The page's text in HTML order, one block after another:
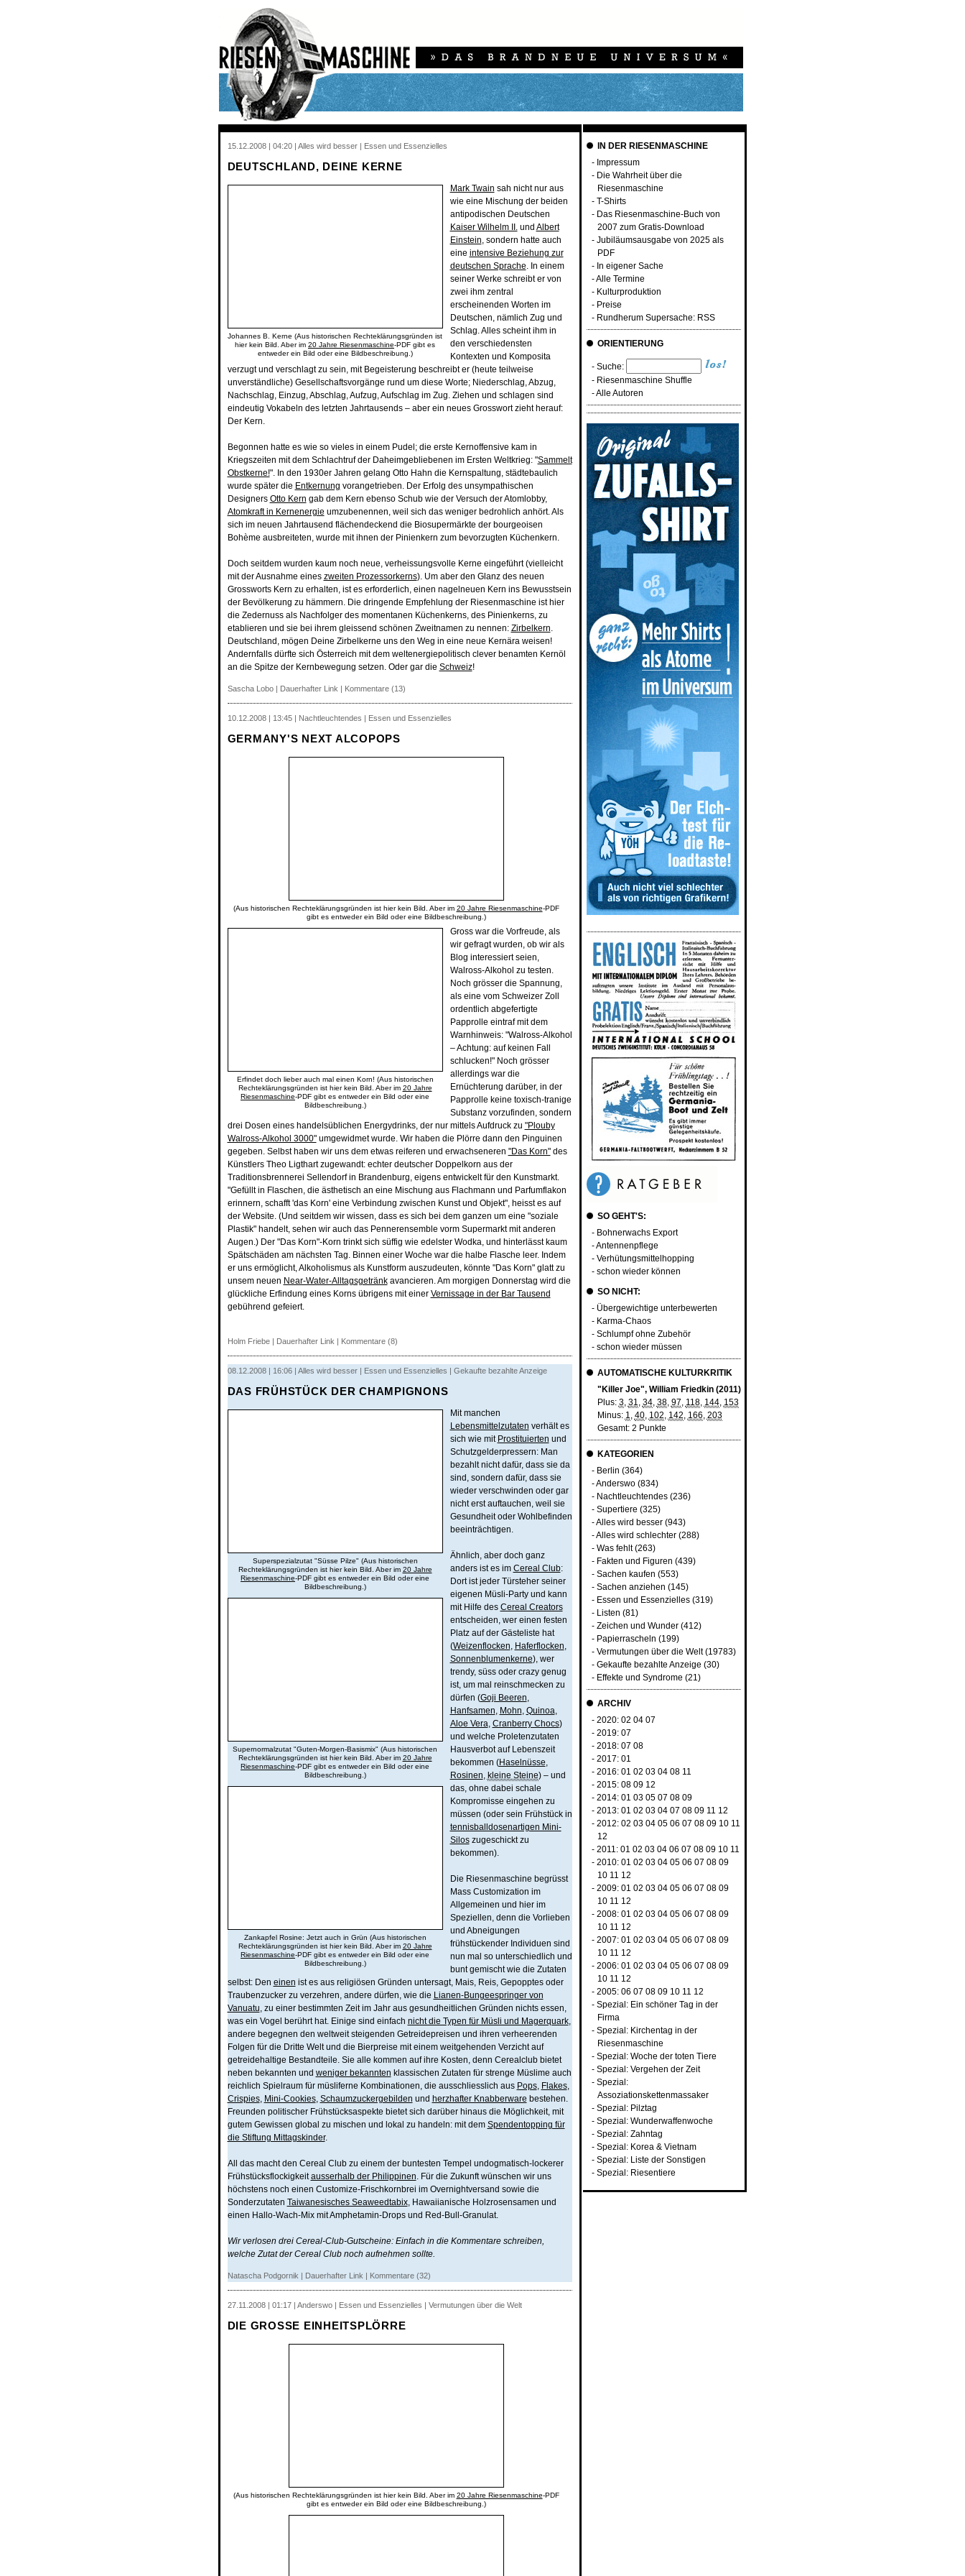
15.12.2008 | 04:20 | Alles wird besser | Essen und Essenzielles
DEUTSCHLAND, DEINE KERNE
Johannes B. Kerne (Aus historischen Rechteklärungsgründen ist
hier kein Bild. Aber im 20 Jahre Riesenmaschine-PDF gibt es
entweder ein Bild oder eine Bildbeschreibung.)
Mark Twain sah nicht nur aus
wie eine Mischung der beiden
antipodischen Deutschen
Kaiser Wilhelm II.und Albert
Einstein, sondern hatte auch
eine intensive Beziehung zur
deutschen Sprache. In einem
seiner Werke schreibt er von
zwei ihm zentral
erscheinenden Worten im
Deutschen, nämlich Zug und
Schlag. Alles scheint ihm in
den verschiedensten
Kontexten und Komposita
verzugt und verschlagt zu sein, mit Begeisterung beschreibt er (heute teilweise
unverständliche) Gesellschaftsvorgänge rund um diese Worte; Niederschlag, Abzug,
Nachschlag, Einzug, Abschlag, Aufzug, Aufschlag im Zug. Ziehen und schlagen sind
eindeutig Vokabeln des letzten Jahrtausends – aber ein neues Grosswort zieht herauf:
Der Kern.
Begonnen hatte es wie so vieles in einem Pudel; die erste Kernoffensive kam in
Kriegszeiten mit dem Schlachtruf der Daheimgebliebenen im Ersten Weltkrieg: "Sammelt
Obstkerne!". In den 1930er Jahren gelang Otto Hahn die Kernspaltung, städtebaulich
wurde später die Entkernung vorangetrieben. Der Erfolg des unsympathischen
Designers Otto Kern gab dem Kern ebenso Schub wie der Versuch der Atomlobby,
Atomkraft in Kernenergie umzubenennen, weil sich das weniger bedrohlich anhört. Als
sich im neuen Jahrtausend flächendeckend die Biosupermärkte der bourgeoisen
Bohème ausbreiteten, wurde mit ihnen der Pinienkern zum bevorzugten Küchenkern.
Doch seitdem wurden kaum noch neue, verheissungsvolle Kerne eingeführt (vielleicht
mit der Ausnahme eines zweiten Prozessorkerns). Um aber den Glanz des neuen
Grossworts Kern zu erhalten, ist es erforderlich, einen nagelneuen Kern ins Bewusstsein
der Bevölkerung zu hämmern. Die dringende Empfehlung der Riesenmaschine ist hier
die Zedernuss als Nachfolger des momentanen Küchenkerns, des Pinienkerns, zu
etablieren und sie bei ihrem gleissend schönen Zweitnamen zu nennen: Zirbelkern.
Deutschland, mögen Deine Zirbelkerne uns den Weg in eine neue Kernära weisen!
Andernfalls dürfte sich Österreich mit dem weltenergiepolitisch clever benamten Kernöl
an die Spitze der Kernbewegung setzen. Oder gar die Schweiz!
Sascha Lobo| Dauerhafter Link | Kommentare (13)
10.12.2008 | 13:45 | Nachtleuchtendes | Essen und Essenzielles
GERMANY'S NEXT ALCOPOPS
(Aus historischen Rechteklärungsgründen ist hier kein Bild. Aber im 20 Jahre Riesenmaschine-PDF
gibt es entweder ein Bild oder eine Bildbeschreibung.)
Erfindet doch lieber auch mal einen Korn! (Aus historischen
Rechteklärungsgründen ist hier kein Bild. Aber im 20 Jahre
Riesenmaschine-PDF gibt es entweder ein Bild oder eine
Bildbeschreibung.)
Gross war die Vorfreude, als
wir gefragt wurden, ob wir als
Blog interessiert seien,
Walross-Alkohol zu testen.
Noch grösser die Spannung,
als eine vom Schweizer Zoll
ordentlich abgefertigte
Papprolle eintraf mit dem
Warnhinweis: "Walross-Alkohol
– Achtung: auf keinen Fall
schlucken!" Noch grösser
allerdings war die
Ernüchterung darüber, in der
Papprolle keine toxisch-tranige
Substanz vorzufinden, sondern
drei Dosen eines handelsüblichen Energydrinks, der nur mittels Aufdruck zu "Plouby
Walross-Alkohol 3000"umgewidmet wurde. Wir haben die Plörre dann den Pinguinen
gegeben. Selbst haben wir uns dem etwas reiferen und erwachseneren "Das Korn"des
Künstlers Theo Ligthart zugewandt: echter deutscher Doppelkorn aus der
Traditionsbrennerei Sellendorf in Brandenburg, eigens entwickelt für den Kunstmarkt.
"Gefüllt in Flaschen, die ästhetisch an eine Mischung aus Flachmann und Parfumflakon
erinnern, schafft 'das Korn' eine Verbindung zwischen Kunst und Objekt", heisst es auf
der Website. (Und seitdem wir wissen, dass es sich bei dem ganzen um eine "soziale
Plastik" handelt, sehen wir auch das Pennerensemble vorm Supermarkt mit anderen
Augen.) Der "Das Korn"-Korn trinkt sich süffig wie edelster Wodka, und hinterlässt kaum
Spätschäden am nächsten Tag. Binnen einer Woche war die halbe Flasche leer. Indem
er uns ermöglicht, Alkoholismus als Kunstform auszudeuten, könnte "Das Korn" glatt zu
unsem neuen Near-Water-Alltagsgetränkavancieren. Am morgigen Donnerstag wird die
glückliche Erfindung eines Korns übrigens mit einer Vernissage in der Bar Tausend
gebührend gefeiert.
Holm Friebe| Dauerhafter Link | Kommentare (8)
08.12.2008 | 16:06 | Alles wird besser | Essen und Essenzielles | Gekaufte bezahlte Anzeige
DAS FRÜHSTÜCK DER CHAMPIGNONS
Superspezialzutat "Süsse Pilze" (Aus historischen
Rechteklärungsgründen ist hier kein Bild. Aber im 20 Jahre
Riesenmaschine-PDF gibt es entweder ein Bild oder eine
Bildbeschreibung.)
Supernormalzutat "Guten-Morgen-Basismix" (Aus historischen
Rechteklärungsgründen ist hier kein Bild. Aber im 20 Jahre
Riesenmaschine-PDF gibt es entweder ein Bild oder eine
Bildbeschreibung.)
Zankapfel Rosine: Jetzt auch in Grün (Aus historischen
Rechteklärungsgründen ist hier kein Bild. Aber im 20 Jahre
Riesenmaschine-PDF gibt es entweder ein Bild oder eine
Bildbeschreibung.)
Mit manchen
Lebensmittelzutaten verhält es
sich wie mit Prostituierten und
Schutzgelderpressern: Man
bezahlt nicht dafür, dass sie da
sind, sondern dafür, dass sie
wieder verschwinden oder gar
nicht erst auftauchen, weil sie
Gesundheit oder Wohlbefinden
beeinträchtigen.
Ähnlich, aber doch ganz
anders ist es im Cereal Club:
Dort ist jeder Türsteher seiner
eigenen Müsli-Party und kann
mit Hilfe des Cereal Creators
entscheiden, wer einen festen
Platz auf der Gästeliste hat
(Weizenflocken, Haferflocken,
Sonnenblumenkerne), wer
trendy, süss oder crazy genug
ist, um mal reinschmecken zu
dürfen (Goji Beeren,
Hanfsamen, Mohn, Quinoa,
Aloe Vera, Cranberry Chocs)
und welche Proletenzutaten
Hausverbot auf Lebenszeit
bekommen (Haselnüsse,
Rosinen, kleine Steine) – und
das, ohne dabei schale
Kompromisse eingehen zu
müssen (oder sein Frühstück in
tennisballdosenartigen Mini-
Siloszugeschickt zu
bekommen).
Die Riesenmaschine begrüsst
Mass Customization im
Allgemeinen und hier im
Speziellen, denn die Vorlieben
und Abneigungen
frühstückender Individuen sind
nun mal so unterschiedlich und
bunt gemischt wie die Zutaten
selbst: Den einen ist es aus religiösen Gründen untersagt, Mais, Reis, Gepopptes oder
Traubenzucker zu verzehren, andere dürfen, wie die Lianen-Bungeespringer von
Vanuatu, zu einer bestimmten Zeit im Jahr aus gesundheitlichen Gründen nichts essen,
was ein Vogel berührt hat. Einige sind einfach nicht die Typen für Müsli und Magerquark,
andere begegnen den weltweit steigenden Getreidepreisen und ihren verheerenden
Folgen für die Dritte Welt und die Bierpreise mit einem weitgehenden Verzicht auf
getreidehaltige Bestandteile. Sie alle kommen auf ihre Kosten, denn Cerealclub bietet
neben bekannten und weniger bekannten klassischen Zutaten für strenge Müslime auch
reichlich Spielraum für müsliferne Kombinationen, die ausschliesslich aus Pops, Flakes,
Crispies, Mini-Cookies, Schaumzuckergebilden und herzhafter Knabberware bestehen.
Freunden politischer Frühstücksaspekte bietet sich darüber hinaus die Möglichkeit, mit
gutem Gewissen global zu mischen und lokal zu handeln: mit dem Spendentopping für
die Stiftung Mittagskinder.
All das macht den Cereal Club zu einem der buntesten Tempel undogmatisch-lockerer
Frühstücksflockigkeitausserhalb der Philippinen. Für die Zukunft wünschen wir uns
höchstens noch einen Customize-Frischkornbrei im Overnightversand sowie die
Sonderzutaten Taiwanesisches Seaweedtabix, Hawaiianische Holzrosensamen und
einen Hallo-Wach-Mix mit Amphetamin-Drops und Red-Bull-Granulat.
Wir verlosen drei Cereal-Club-Gutscheine: Einfach in die Kommentare schreiben,
welche Zutat der Cereal Club noch aufnehmen sollte.
Natascha Podgornik | Dauerhafter Link | Kommentare (32)
27.11.2008 | 01:17 | Anderswo | Essen und Essenzielles | Vermutungen über die Welt
DIE GROSSE EINHEITSPLÖRRE
(Aus historischen Rechteklärungsgründen ist hier kein Bild. Aber im 20 Jahre Riesenmaschine-PDF
gibt es entweder ein Bild oder eine Bildbeschreibung.)
IN DER RIESENMASCHINE
- Impressum
- Die Wahrheit über die
Riesenmaschine
-T-Shirts
- Das Riesenmaschine-Buch von
2007 zum Gratis-Download
-Jubiläumsausgabe von 2025 als
PDF
- In eigener Sache
-Alle Termine
- Kulturproduktion
- Preise
- Rundherum Supersache: RSS
ORIENTIERUNG
- Suche:
- Riesenmaschine Shuffle
-Alle Autoren
SO GEHT'S:
- Bohnerwachs Export
- Antennenpflege
- Verhütungsmittelhopping
- schon wieder können
SO NICHT:
- Übergewichtige unterbewerten
- Karma-Chaos
- Schlumpf ohne Zubehör
- schon wieder müssen
AUTOMATISCHE KULTURKRITIK
"Killer Joe", William Friedkin (2011)
Plus: 3, 31, 34, 38, 97, 118, 144, 153
Minus: 1, 40, 102, 142, 166, 203
Gesamt: 2 Punkte
KATEGORIEN
- Berlin (364)
-Anderswo (834)
- Nachtleuchtendes (236)
-Supertiere (325)
-Alles wird besser (943)
-Alles wird schlechter (288)
-Was fehlt(263)
- Fakten und Figuren (439)
-Sachen kaufen (553)
-Sachen anziehen (145)
- Essen und Essenzielles (319)
- Listen (81)
-Zeichen und Wunder (412)
- Papierrascheln (199)
-Vermutungen über die Welt(19783)
-Gekaufte bezahlte Anzeige (30)
- Effekte und Syndrome (21)
ARCHIV
- 2020:02 04 07
- 2019:07
- 2018:07 08
- 2017:01
- 2016:01 02 03 04 08 11
- 2015:08 09 12
- 2014:01 03 05 07 08 09
- 2013:01 02 03 04 07 08 09 11 12
- 2012:02 03 04 05 06 07 08 09 10 11
12
- 2011:01 02 03 04 06 07 08 09 10 11
- 2010:01 02 03 04 05 06 07 08 09
10 11 12
- 2009:01 02 03 04 05 06 07 08 09
10 11 12
- 2008:01 02 03 04 05 06 07 08 09
10 11 12
- 2007:01 02 03 04 05 06 07 08 09
10 11 12
- 2006:01 02 03 04 05 06 07 08 09
10 11 12
- 2005:06 07 08 09 10 11 12
-Spezial: Ein schöner Tag in der
Firma
-Spezial: Kirchentag in der
Riesenmaschine
-Spezial: Woche der toten Tiere
-Spezial: Vergehen der Zeit
-Spezial:
Assoziationskettenmassaker
-Spezial: Pilztag
-Spezial: Wunderwaffenwoche
-Spezial: Zahntag
-Spezial: Korea & Vietnam
-Spezial: Liste der Sonstigen
-Spezial: Riesentiere